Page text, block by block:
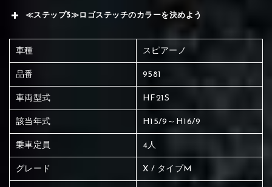
≪ステップ5≫ロゴステッチのカラーを決めよう
車種 スピアーノ
品番 9581
車両型式 HF21S
該当年式 H15/9～H16/9
乗車定員 4人
グレード X / タイプM